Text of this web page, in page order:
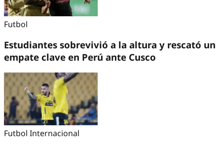
Futbol
Estudiantes sobrevivió a la altura y rescató un
empate clave en Perú ante Cusco
Futbol Internacional